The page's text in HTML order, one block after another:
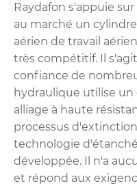
Raydafon s'appuie
au marché un
aérien de travail
très compétitif. Il
confiance de
hydraulique utilise un
alliage à haute
processus
technologie
développée. Il n'a
et répond aux